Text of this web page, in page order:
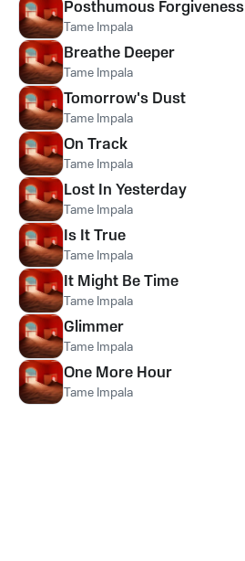
Posthumous Forgiveness
Tame Impala
Breathe Deeper
Tame Impala
Tomorrow's Dust
Tame Impala
On Track
Tame Impala
Lost In Yesterday
Tame Impala
Is It True
Tame Impala
It Might Be Time
Tame Impala
Glimmer
Tame Impala
One More Hour
Tame Impala